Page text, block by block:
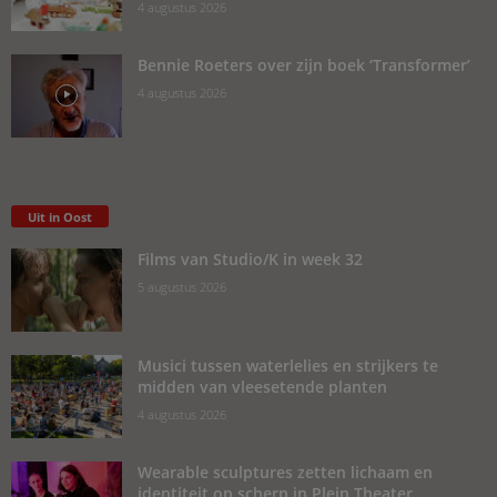
4 augustus 2026
Bennie Roeters over zijn boek ‘Transformer’
4 augustus 2026
Uit in Oost
Films van Studio/K in week 32
5 augustus 2026
Musici tussen waterlelies en strijkers te
midden van vleesetende planten
4 augustus 2026
Wearable sculptures zetten lichaam en